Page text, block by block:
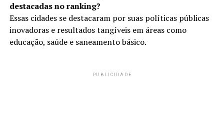
destacadas no ranking?
Essas cidades se destacaram por suas políticas públicas
inovadoras e resultados tangíveis em áreas como
educação, saúde e saneamento básico.
PUBLICIDADE